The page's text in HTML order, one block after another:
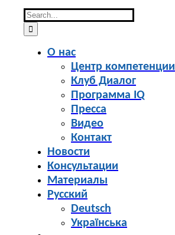
Search
for:
О нас
Центр компетенции
Клуб Диалог
Программа IQ
Пресса
Видео
Контакт
Новости
Консультации
Материалы
Русский
Deutsch
Українська